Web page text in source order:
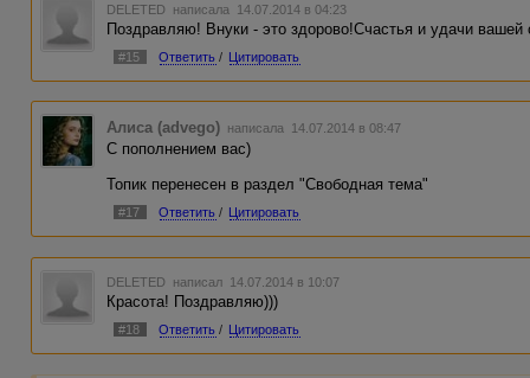
DELETED написала 14.07.2014 в 04:23
Поздравляю! Внуки - это здорово!Счастья и удачи вашей
#15 Ответить / Цитировать
Алиса (advego) написала 14.07.2014 в 08:47
С пополнением вас)
Топик перенесен в раздел "Свободная тема"
#17 Ответить / Цитировать
DELETED написал 14.07.2014 в 10:07
Красота! Поздравляю)))
#18 Ответить / Цитировать